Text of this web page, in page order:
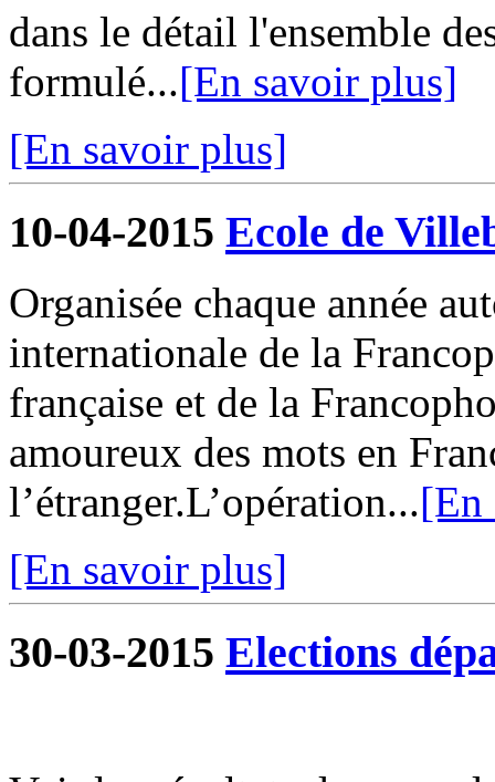
dans le détail l'ensemble
formulé...[En savoir plus]
[En savoir plus]
10-04-2015 Ecole de
Organisée chaque année
internationale de la
française et de la
amoureux des mots en
l’étranger.L’opération...[En
[En savoir plus]
30-03-2015 Elections